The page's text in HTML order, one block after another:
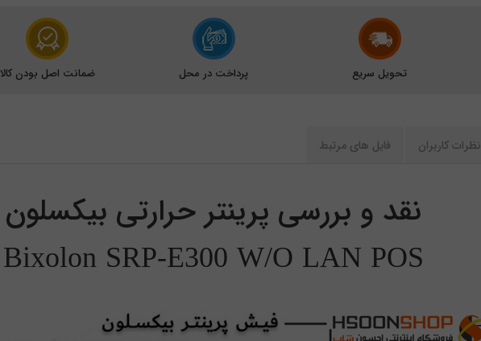
تحویل سریع پرداخت در محل ضمانت اصل بودن کالا
نظرات کاربران فایل های مرتبط
نقد و بررسی پرینتر حرارتی بیکسلون
Bixolon SRP-E300 W/O LAN POS